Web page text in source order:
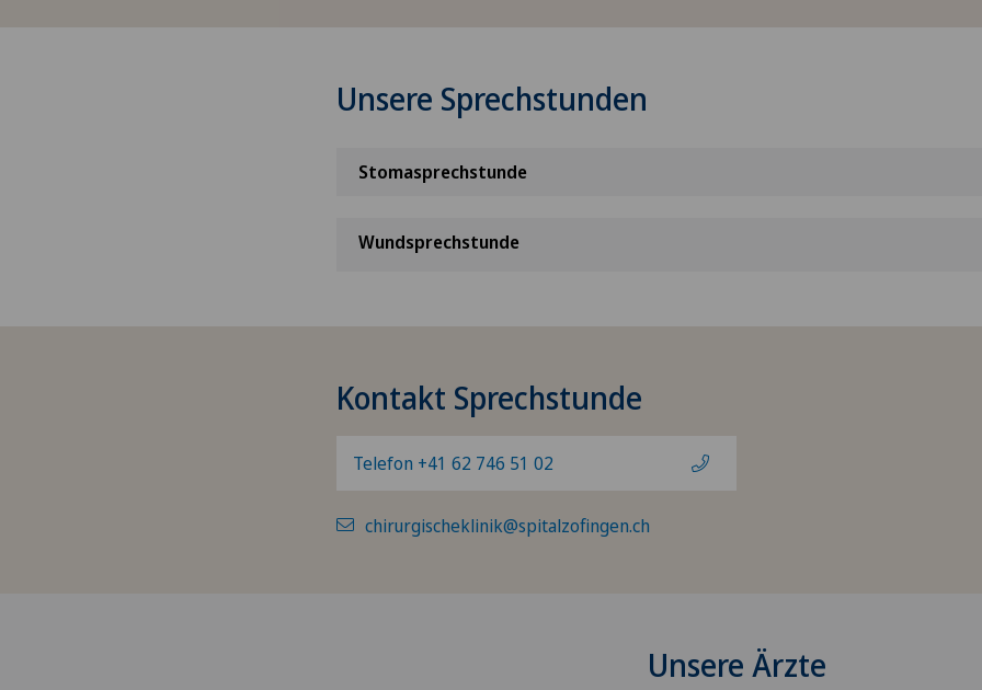
Unsere Sprechstunden
Stomasprechstunde
Wundsprechstunde
Kontakt Sprechstunde
Telefon +41 62 746 51 02
chirurgischeklinik@spitalzofingen.ch
Unsere Ärzte